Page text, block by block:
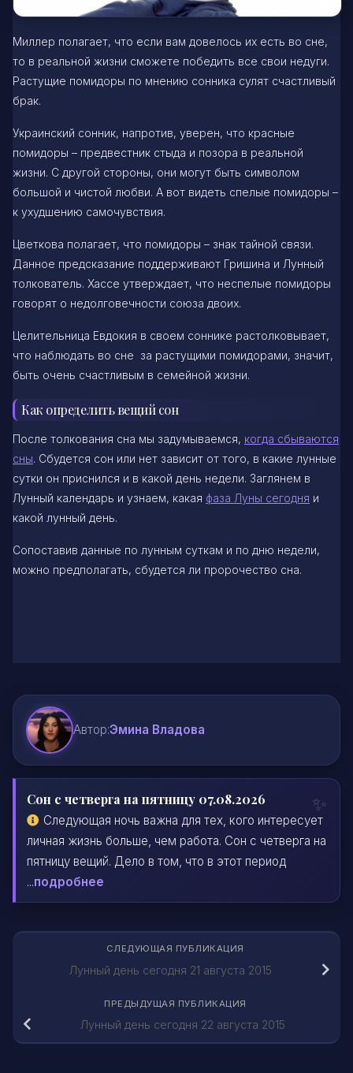
Миллер полагает, что если вам довелось их есть во сне,
то в реальной жизни сможете победить все свои недуги.
Растущие помидоры по мнению сонника сулят счастливый
брак.
Украинский сонник, напротив, уверен, что красные
помидоры – предвестник стыда и позора в реальной
жизни. С другой стороны, они могут быть символом
большой и чистой любви. А вот видеть спелые помидоры –
к ухудшению самочувствия.
Цветкова полагает, что помидоры – знак тайной связи.
Данное предсказание поддерживают Гришина и Лунный
толкователь. Хассе утверждает, что неспелые помидоры
говорят о недолговечности союза двоих.
Целительница Евдокия в своем соннике растолковывает,
что наблюдать во сне за растущими помидорами, значит,
быть очень счастливым в семейной жизни.
Как определить вещий сон
После толкования сна мы задумываемся, когда сбываются
сны. Сбудется сон или нет зависит от того, в какие лунные
сутки он приснился и в какой день недели. Заглянем в
Лунный календарь и узнаем, какая фаза Луны сегодня и
какой лунный день.
Сопоставив данные по лунным суткам и по дню недели,
можно предполагать, сбудется ли пророчество сна.
Автор:Эмина Владова
Сон с четверга на пятницу 07.08.2026
Следующая ночь важна для тех, кого интересует
личная жизнь больше, чем работа. Сон с четверга на
пятницу вещий. Дело в том, что в этот период
...подробнее
СЛЕДУЮЩАЯ ПУБЛИКАЦИЯ
Лунный день сегодня 21 августа 2015
ПРЕДЫДУЩАЯ ПУБЛИКАЦИЯ
Лунный день сегодня 22 августа 2015